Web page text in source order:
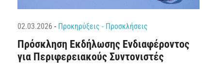
02.03.2026 - Προκηρύξεις - Προσκλήσεις
Πρόσκληση Εκδήλωσης Ενδιαφέροντος
για Περιφερειακούς Συντονιστές